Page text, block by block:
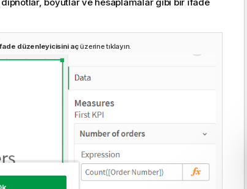
düzenleyicisini açüzerine tıklayın.